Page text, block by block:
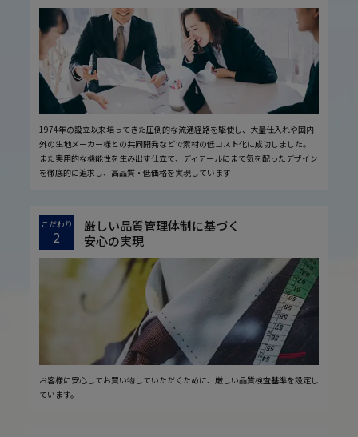
1974年の設立以来培ってきた圧倒的な流通経路を駆使し、大量仕入れや国内
外の生地メーカー様との共同開発などで素材の低コスト化に成功しました。
また実用的な機能性を生み出す仕立て、ディテールにまで気を配ったデザイン
を徹底的に追求し、高品質・低価格を実現しています
こだわり
2
厳しい品質管理体制に基づく
安心の実現
お客様に安心してお買い物していただくために、厳しい品質検査基準を設定し
ています。